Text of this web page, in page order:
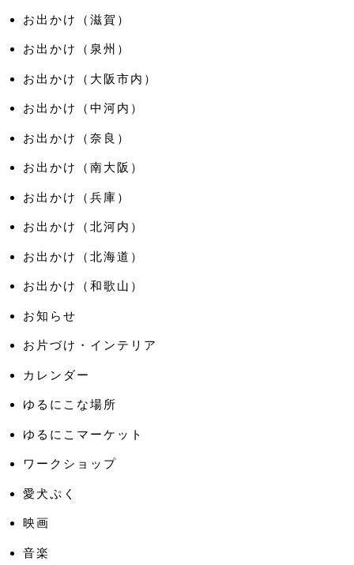
お出かけ（滋賀）
お出かけ（泉州）
お出かけ（大阪市内）
お出かけ（中河内）
お出かけ（奈良）
お出かけ（南大阪）
お出かけ（兵庫）
お出かけ（北河内）
お出かけ（北海道）
お出かけ（和歌山）
お知らせ
お片づけ・インテリア
カレンダー
ゆるにこな場所
ゆるにこマーケット
ワークショップ
愛犬ぷく
映画
音楽